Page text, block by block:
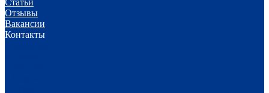
Статьи
Отзывы
Вакансии
Контакты